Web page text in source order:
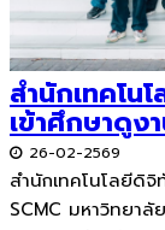
สำนักเทคโน
เข้าศึกษาดูง
26-02-2569
สำนักเทคโนโลยีดิ
SCMC มหาวิทยา